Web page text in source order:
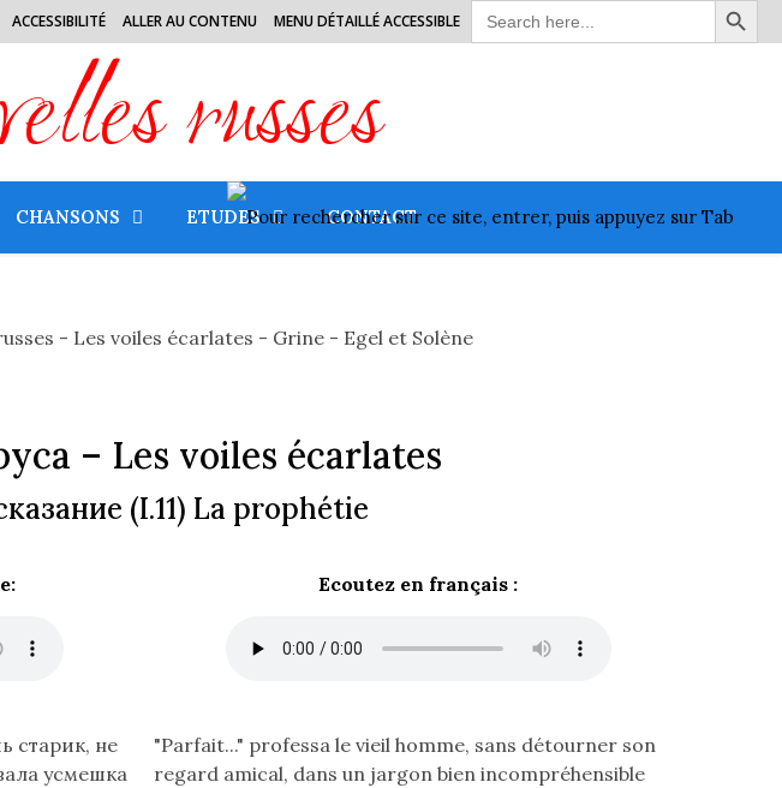
ACCESSIBILITÉ ALLER AU CONTENU MENU DÉTAILLÉ ACCESSIBLE
Search
for:
russes
CHANSONS ETUDES CONTACT
– Les voiles écarlates
(I.11) La prophétie
старик, не
усмешка
Ecoutez en français :
Lire
le
"Parfait..." professa le vieil homme, sans détourner son
regard amical, dans un jargon bien incompréhensible